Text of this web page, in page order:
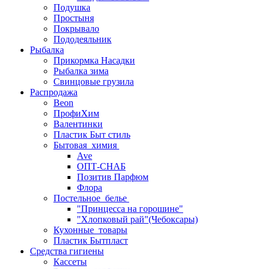
Подушка
Простыня
Покрывало
Пододеяльник
Рыбалка
Прикормка Насадки
Рыбалка зима
Свинцовые грузила
Распродажа
Beon
ПрофиХим
Валентинки
Пластик Быт стиль
Бытовая_химия
Ave
ОПТ-СНАБ
Позитив Парфюм
Флора
Постельное_белье
"Принцесса на горошине"
"Хлопковый рай"(Чебоксары)
Кухонные_товары
Пластик Бытпласт
Средства гигиены
Кассеты